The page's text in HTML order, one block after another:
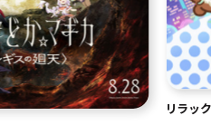
リラッ